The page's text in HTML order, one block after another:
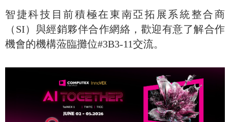
智捷科技目前積極在東南亞拓展系統整合商
（SI）與經銷夥伴合作網絡，歡迎有意了解合作
機會的機構蒞臨攤位#3B3-11交流。